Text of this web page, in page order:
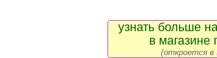
узнать больше
в магазине
(откроется в